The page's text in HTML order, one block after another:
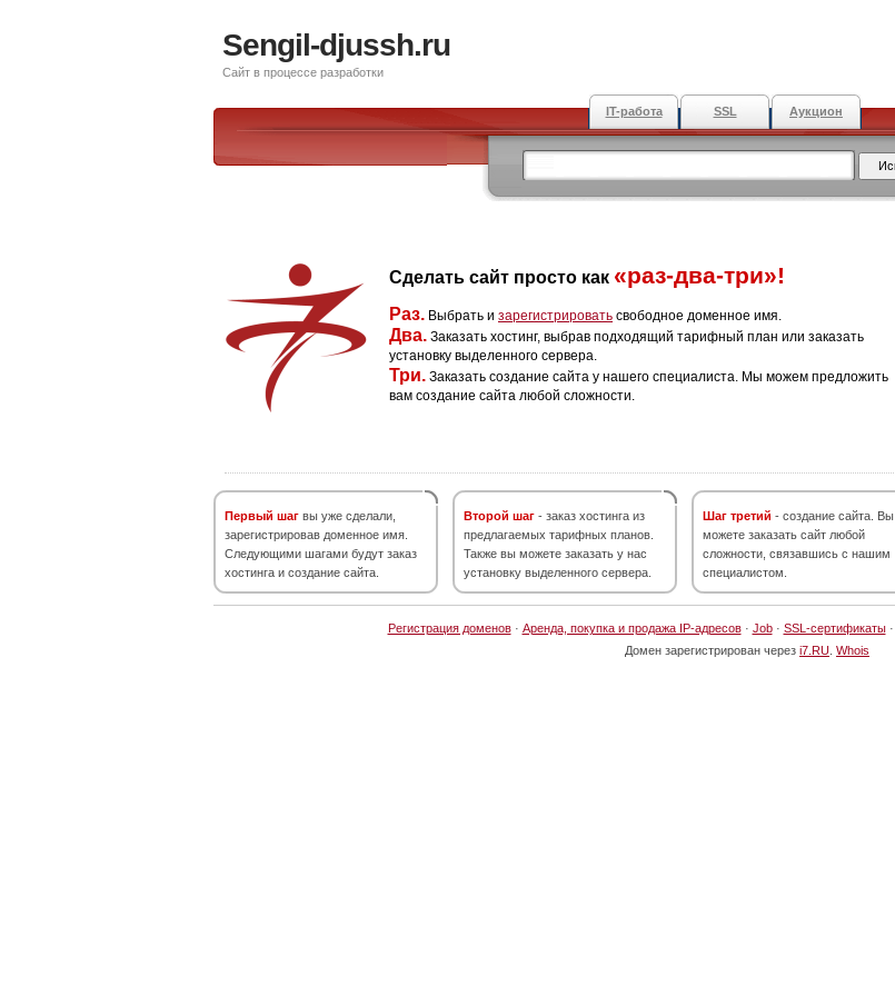
Sengil-djussh.ru
Сайт в процессе разработки
IT-работа SSL Аукцион
Сделать сайт просто как «раз-два-три»!
Раз. Выбрать и зарегистрировать свободное доменное имя.
Два. Заказать хостинг, выбрав подходящий тарифный план или заказать
установку выделенного сервера.
Три. Заказать создание сайта у нашего специалиста. Мы можем предложить
вам создание сайта любой сложности.
Первый шаг вы уже сделали,
зарегистрировав доменное имя.
Следующими шагами будут заказ
хостинга и создание сайта.
Второй шаг - заказ хостинга из
предлагаемых тарифных планов.
Также вы можете заказать у нас
установку выделенного сервера.
Шаг третий - создание сайта. Вы
можете заказать сайт любой
сложности, связавшись с нашим
специалистом.
Регистрация доменов· Аренда, покупка и продажа IP-адресов· Job· SSL-сертификаты·
Домен зарегистрирован через i7.RU Whois